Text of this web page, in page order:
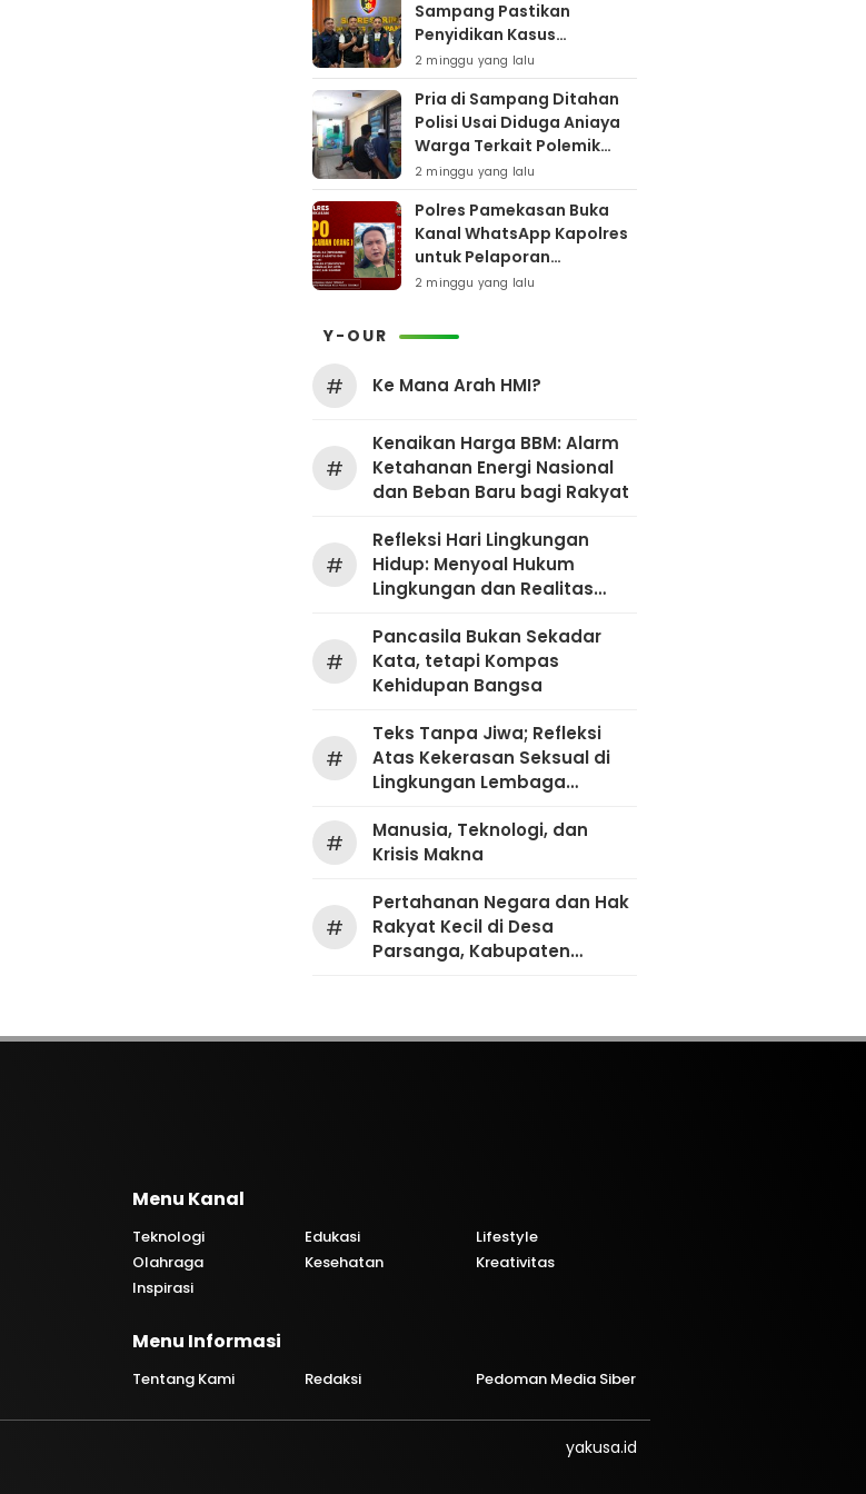
Sampang Pastikan
Penyidikan Kasus
Rudapaksa Anak Berjalan
Sesuai Fakta Hukum
2 minggu yang lalu
Pria di Sampang Ditahan
Polisi Usai Diduga Aniaya
Warga Terkait Polemik
Bansos
2 minggu yang lalu
Polres Pamekasan Buka
Kanal WhatsApp Kapolres
untuk Pelaporan
Keberadaan DPO AEF
2 minggu yang lalu
Y-OUR
# Ke Mana Arah HMI?
#
Kenaikan Harga BBM: Alarm
Ketahanan Energi Nasional
dan Beban Baru bagi Rakyat
#
Refleksi Hari Lingkungan
Hidup: Menyoal Hukum
Lingkungan dan Realitas
#
Pancasila Bukan Sekadar
Kata, tetapi Kompas
Kehidupan Bangsa
#
Teks Tanpa Jiwa; Refleksi
Atas Kekerasan Seksual di
Lingkungan Lembaga
#
Manusia, Teknologi, dan
Krisis Makna
#
Pertahanan Negara dan Hak
Rakyat Kecil di Desa
Parsanga, Kabupaten
Menu Kanal
Teknologi Edukasi
Lifestyle
Olahraga
Kesehatan
Kreativitas
Inspirasi
Menu Informasi
Tentang Kami Redaksi Pedoman Media Siber
yakusa.id